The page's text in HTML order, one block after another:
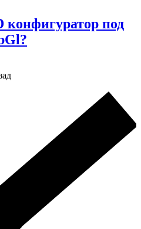
конфигуратор под